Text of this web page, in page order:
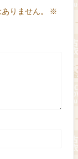
りません。
※